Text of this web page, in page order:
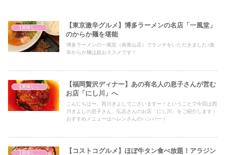
【東京激辛グルメ】博多ラーメンの名店「一風堂」
のからか麺を堪能
博多ラーメンの一風堂（南青山店）でランチをいただきました♪激
辛からか麺は超おススメです！
【福岡贅沢ディナー】あの有名人の息子さんが営む
お店「にし川」へ
こんにちは〜、西川きよしでございます〜！ということで今回は西
川きよしの息子さん、弘志さんのお店「にし川」をご紹介します！
おすすめメニューはヘレンさんのハンバー！
【コストコグルメ】ほぼ牛タン食べ放題！アラジン